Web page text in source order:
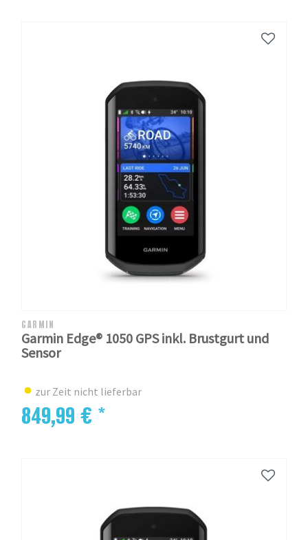
GARMIN
Garmin Edge® 1050 GPS inkl. Brustgurt und
Sensor
zur Zeit nicht lieferbar
849,99 € *